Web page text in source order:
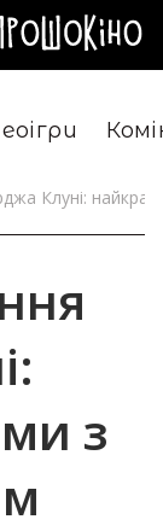
Клуні:
з